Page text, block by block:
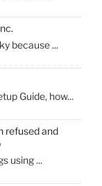
because ...
Guide, how...
refused and
using ...